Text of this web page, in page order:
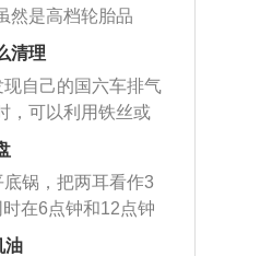
然是高档轮胎品
轮胎都有生产，这
市场。
清理
自己的国六车排气
，可以利用铁丝或
物给取出来，如果
也可以采取应急措
利用木棍将所有的
的位置处，然后将
就可以将堵塞的东
锅，把两耳看作3
在6点钟和12点钟
、双手握住
油